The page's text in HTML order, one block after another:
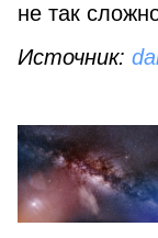
не так
Источник: